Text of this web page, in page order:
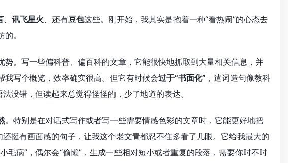
、 讯飞星火、还有豆包这些。刚开始，我其实是抱着一种“看热闹”的心态去
。
势。写一些偏科普、偏百科的文章，它能很快地抓取到大量相关信息，并
写个概览，效率确实很高。但它有时候会过于“书面化” ，遣词造句像教科
没错，但读起来总觉得怪怪的，少了地道的表达。
。特别是在对话式写作或者写一些需要情感色彩的文章时，它能更好地把
挺有画面感的句子，让我这个老文青都忍不住多看了几眼。它给我最大的
毛病”，偶尔会“偷懒”，生成一些相对短小或者重复的段落，需要你时不时